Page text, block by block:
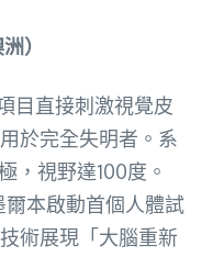
）
目直接刺激視覺皮
於完全失明者。系
，視野達100度。
本啟動首個人體試
術展現「大腦重新